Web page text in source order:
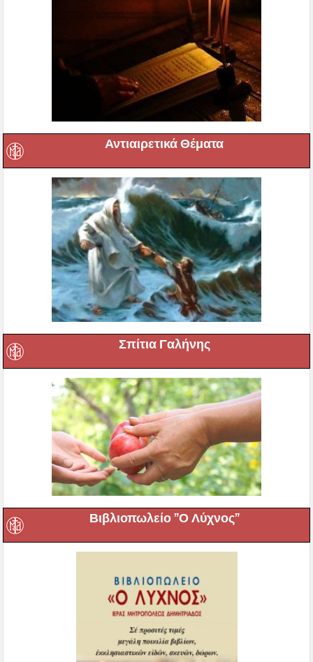
Αντιαιρετικά Θέματα
Σπίτια Γαλήνης
Βιβλιοπωλείο ”Ο Λύχνος”